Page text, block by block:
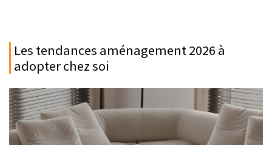
Les tendances aménagement 2026 à
adopter chez soi